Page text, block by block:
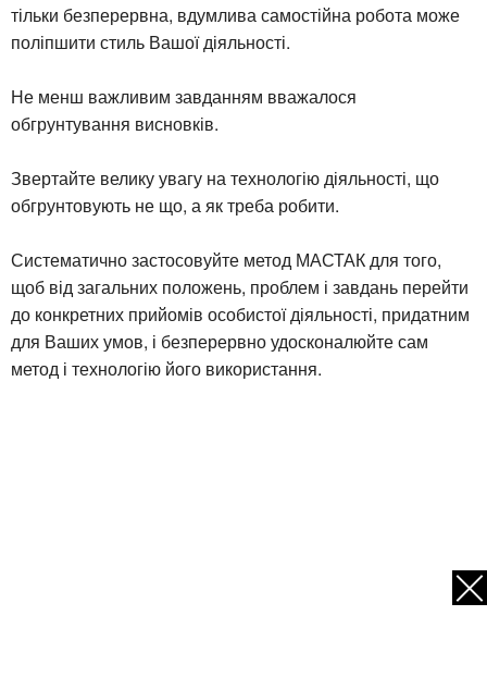
тільки безперервна, вдумлива самостійна робота може
поліпшити стиль Вашої діяльності.
Не менш важливим завданням вважалося
обгрунтування висновків.
Звертайте велику увагу на технологію діяльності, що
обгрунтовують не що, а як треба робити.
Систематично застосовуйте метод МАСТАК для того,
щоб від загальних положень, проблем і завдань перейти
до конкретних прийомів особистої діяльності, придатним
для Ваших умов, і безперервно удосконалюйте сам
метод і технологію його використання.